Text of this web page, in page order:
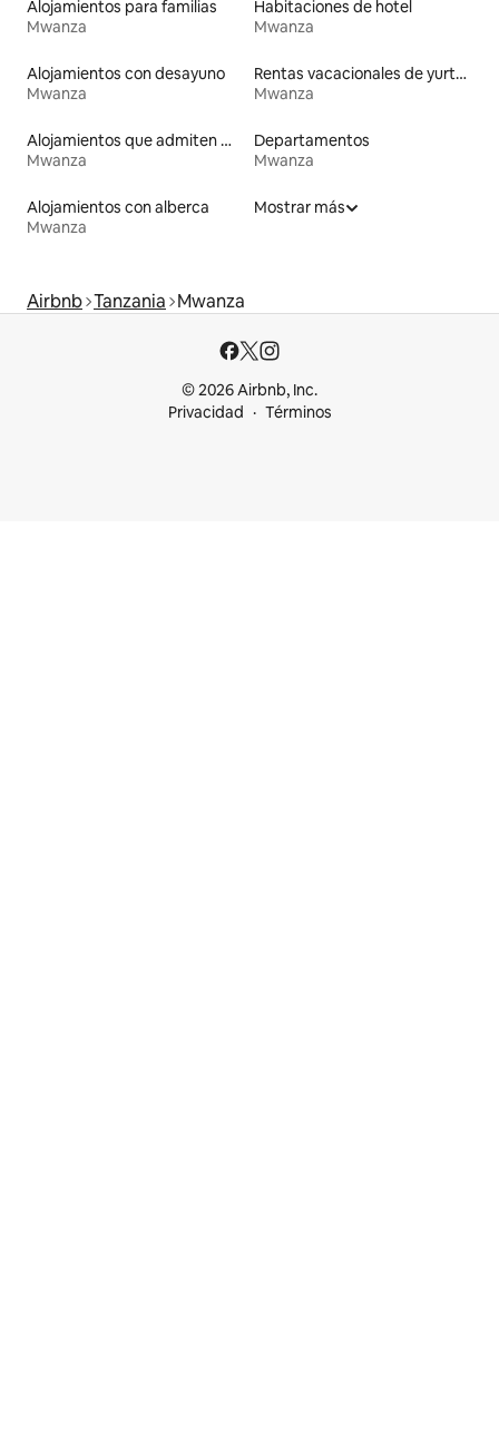
Alojamientos para familias
Mwanza
Habitaciones de hotel
Mwanza
Alojamientos con desayuno
Mwanza
Rentas vacacionales de yurtas con jacuzzi
Mwanza
Alojamientos que admiten mascotas
Mwanza
Departamentos
Mwanza
Alojamientos con alberca
Mwanza
Mostrar más
Airbnb Tanzania Mwanza
© 2026 Airbnb, Inc.
Privacidad
Términos